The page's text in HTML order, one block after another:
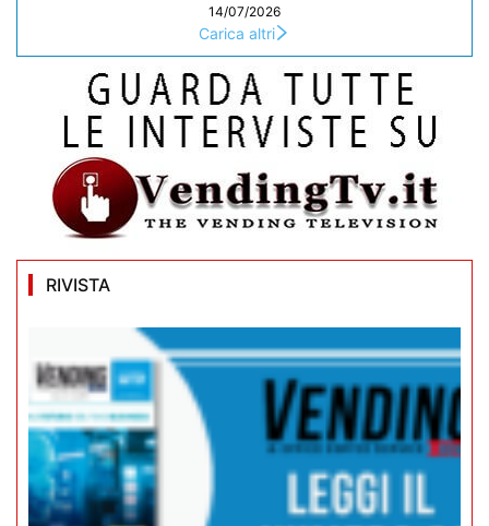
14/07/2026
Carica altri
RIVISTA